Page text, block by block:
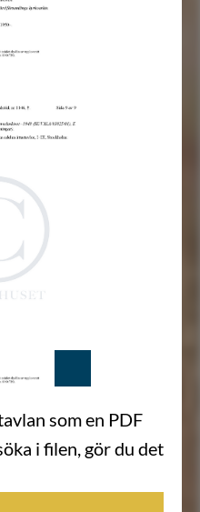
som en PDF
i filen, gör du det